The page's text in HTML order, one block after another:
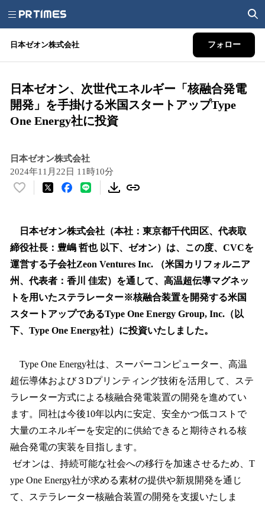
日本ゼオン株式会社 フォロー
日本ゼオン、次世代エネルギー「核融合発電
開発」を手掛ける米国スタートアップType
One Energy社に投資
日本ゼオン株式会社
2024年11月22日 11時10分
い
！
数
を
読
み
込
み
中
で
日本ゼオン株式会社（本社：東京都千代田区、代表取
締役社長：豊嶋 哲也 以下、ゼオン）は、この度、CVCを
運営する子会社Zeon Ventures Inc. （米国カリフォルニア
州、代表者：香川 佳宏）を通して、高温超伝導マグネッ
トを用いたステラレーター※核融合装置を開発する米国
スタートアップであるType One Energy Group, Inc.（以
下、Type One Energy社）に投資いたしました。
Type One Energy社は、スーパーコンピューター、高温
超伝導体および３Dプリンティング技術を活用して、ステ
ラレーター方式による核融合発電装置の開発を進めてい
ます。同社は今後10年以内に安定、安全かつ低コストで
大量のエネルギーを安定的に供給できると期待される核
融合発電の実装を目指します。
ゼオンは、持続可能な社会への移行を加速させるため、T
ype One Energy社が求める素材の提供や新規開発を通じ
て、ステラレーター核融合装置の開発を支援いたしま